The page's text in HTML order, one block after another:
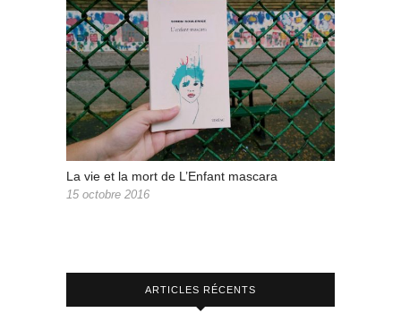
La vie et la mort de L’Enfant mascara
15 octobre 2016
ARTICLES RÉCENTS